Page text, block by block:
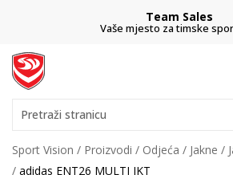
Team Sales
Vaše mjesto za timske
Pretraži stranicu
Sport Vision Proizvodi Odjeća Jakne
adidas ENT26 MULTI JKT